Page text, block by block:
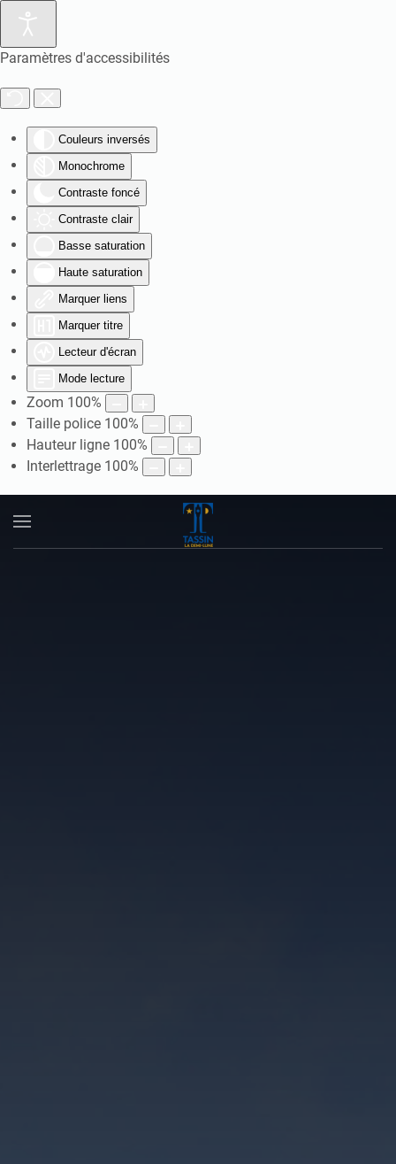
Paramètres d'accessibilités
Couleurs inversés
Monochrome
Contraste foncé
Contraste clair
Basse saturation
Haute saturation
Marquer liens
Marquer titre
Lecteur d'écran
Mode lecture
Zoom 100%
Taille police 100%
Hauteur ligne 100%
Interlettrage 100%